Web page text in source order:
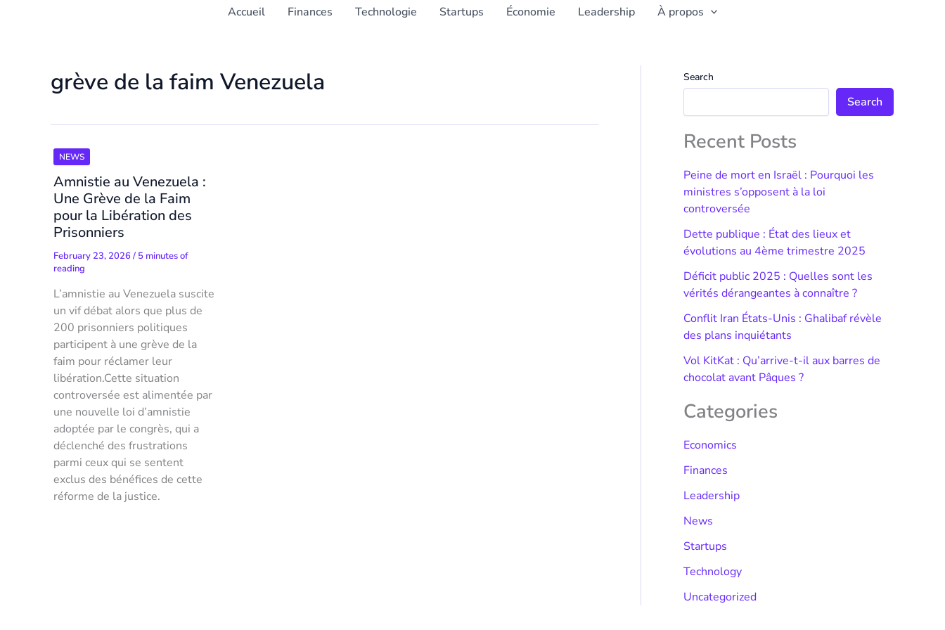
Accueil Finances Technologie Startups Économie Leadership À propos
grève de la faim Venezuela
NEWS
Amnistie au Venezuela :
Une Grève de la Faim
pour la Libération des
Prisonniers
February 23, 2026/ 5 minutes of
reading
L’amnistie au Venezuela suscite
un vif débat alors que plus de
200 prisonniers politiques
participent à une grève de la
faim pour réclamer leur
libération.Cette situation
controversée est alimentée par
une nouvelle loi d’amnistie
adoptée par le congrès, qui a
déclenché des frustrations
parmi ceux qui se sentent
exclus des bénéfices de cette
réforme de la justice.
Search
Search
Recent Posts
Peine de mort en Israël : Pourquoi les
ministres s’opposent à la loi
controversée
Dette publique : État des lieux et
évolutions au 4ème trimestre 2025
Déficit public 2025 : Quelles sont les
vérités dérangeantes à connaître ?
Conflit Iran États-Unis : Ghalibaf révèle
des plans inquiétants
Vol KitKat : Qu’arrive-t-il aux barres de
chocolat avant Pâques ?
Categories
Economics
Finances
Leadership
News
Startups
Technology
Uncategorized